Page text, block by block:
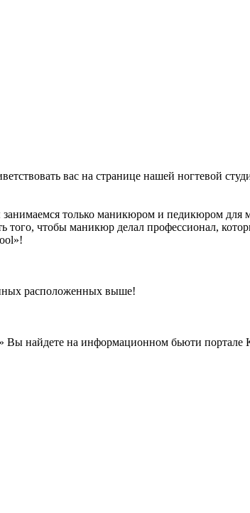
вас на странице нашей ногтевой
занимаемся только маникюром и педикюром
того, чтобы маникюр делал профессионал,
расположенных выше!
найдете на информационном бьюти портале